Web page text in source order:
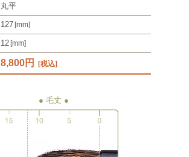
丸平
127[mm]
12[mm]
8,800円 [税込]
● 毛丈